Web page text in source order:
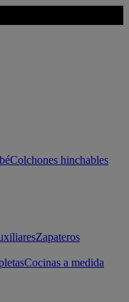
Colchones hinchables
Zapateros
Cocinas a medida